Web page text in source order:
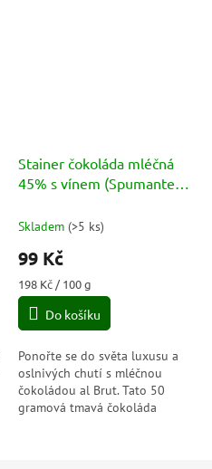
Stainer čokoláda mléčná
45% s vínem (Spumante
Skladem (>5 ks)
99 Kč
Měrná
cena:
198 Kč / 100 g
Do košíku
Ponořte se do světa luxusu a
oslnivých chutí s mléčnou
čokoládou al Brut. Tato 50
gramová tmavá čokoláda